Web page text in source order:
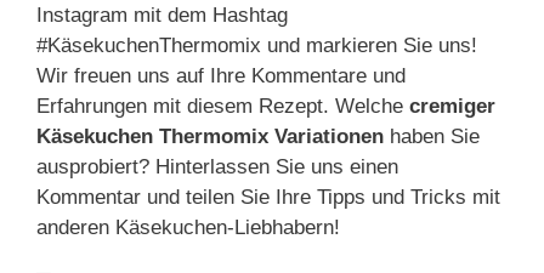
Instagram mit dem Hashtag
#KäsekuchenThermomix und markieren Sie uns!
Wir freuen uns auf Ihre Kommentare und
Erfahrungen mit diesem Rezept. Welche cremiger
Käsekuchen Thermomix Variationen haben Sie
ausprobiert? Hinterlassen Sie uns einen
Kommentar und teilen Sie Ihre Tipps und Tricks mit
anderen Käsekuchen-Liebhabern!